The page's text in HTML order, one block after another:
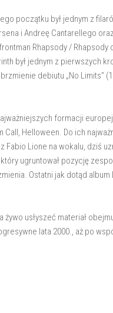
początku był jednym z
i Andreę Cantarellego
Rhapsody /
był jednym z pierwszych
debiutu „No Limits"
formacji
Call, Helloween. Do ich
Fabio Lione na wokalu, dziś
ugruntował pozycję
Ostatni jak dotąd album
usłyszeć materiał
lata 2000., aż po